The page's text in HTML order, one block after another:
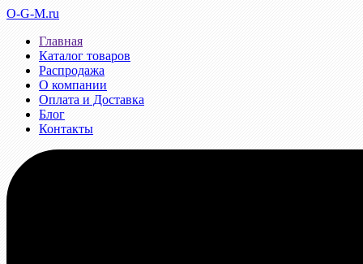
O-G-M.ru
Главная
Каталог товаров
Распродажа
О компании
Оплата и Доставка
Блог
Контакты